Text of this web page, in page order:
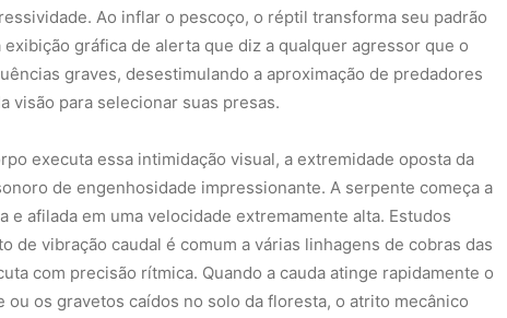
Ao inflar o pescoço, o réptil transforma seu padrão
gráfica de alerta que diz a qualquer agressor que o
graves, desestimulando a aproximação de predadores
visão para selecionar suas presas.
executa essa intimidação visual, a extremidade oposta da
de engenhosidade impressionante. A serpente começa a
e afilada em uma velocidade extremamente alta. Estudos
de vibração caudal é comum a várias linhagens de cobras das
com precisão rítmica. Quando a cauda atinge rapidamente o
ou os gravetos caídos no solo da floresta, o atrito mecânico